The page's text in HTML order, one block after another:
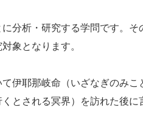
分析・研究する学問です。そ
象となります。
伊耶那岐命（いざなぎのみこ
とされる冥界）を訪れた後に